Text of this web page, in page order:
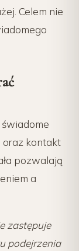
Celem nie
, świadome
oraz kontakt
pozwalają
a
zastępuje
podejrzenia